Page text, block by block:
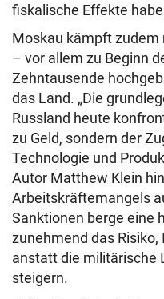
fiskalische Effekte
Moskau kämpft
– vor allem zu Beginn
Zehntausende
das Land. „Die
Russland heute
zu Geld, sondern der
Technologie und
Autor Matthew Klein
Arbeitskräftemangels
Sanktionen berge eine
zunehmend das
anstatt die militärische
steigern.